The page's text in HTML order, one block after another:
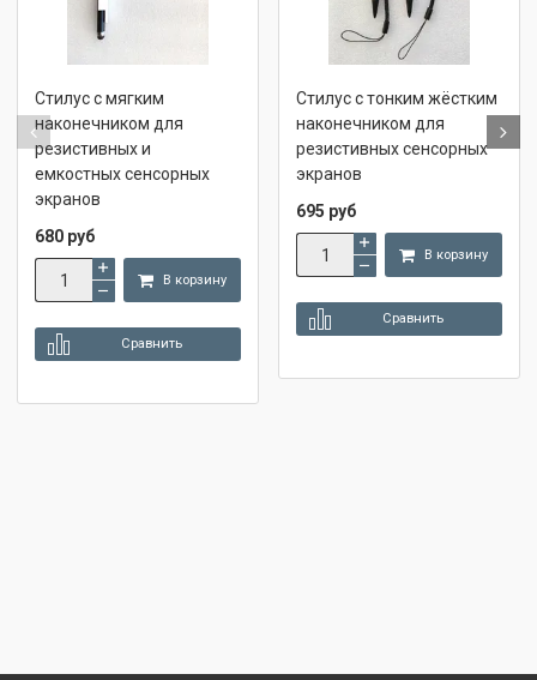
Стилус с мягким
наконечником для
резистивных и
емкостных сенсорных
экранов
680 руб
В корзину
Сравнить
Стилус с тонким жёстким
наконечником для
резистивных сенсорных
экранов
695 руб
В корзину
Сравнить